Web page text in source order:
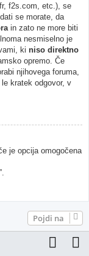
f2s.com, etc.), se
se morate, da
in zato ne more biti
nesmiselno je
ki niso direktno
opremo. Če
njihovega foruma,
kratek odgovor, v
je opcija omogočena
Pojdi na